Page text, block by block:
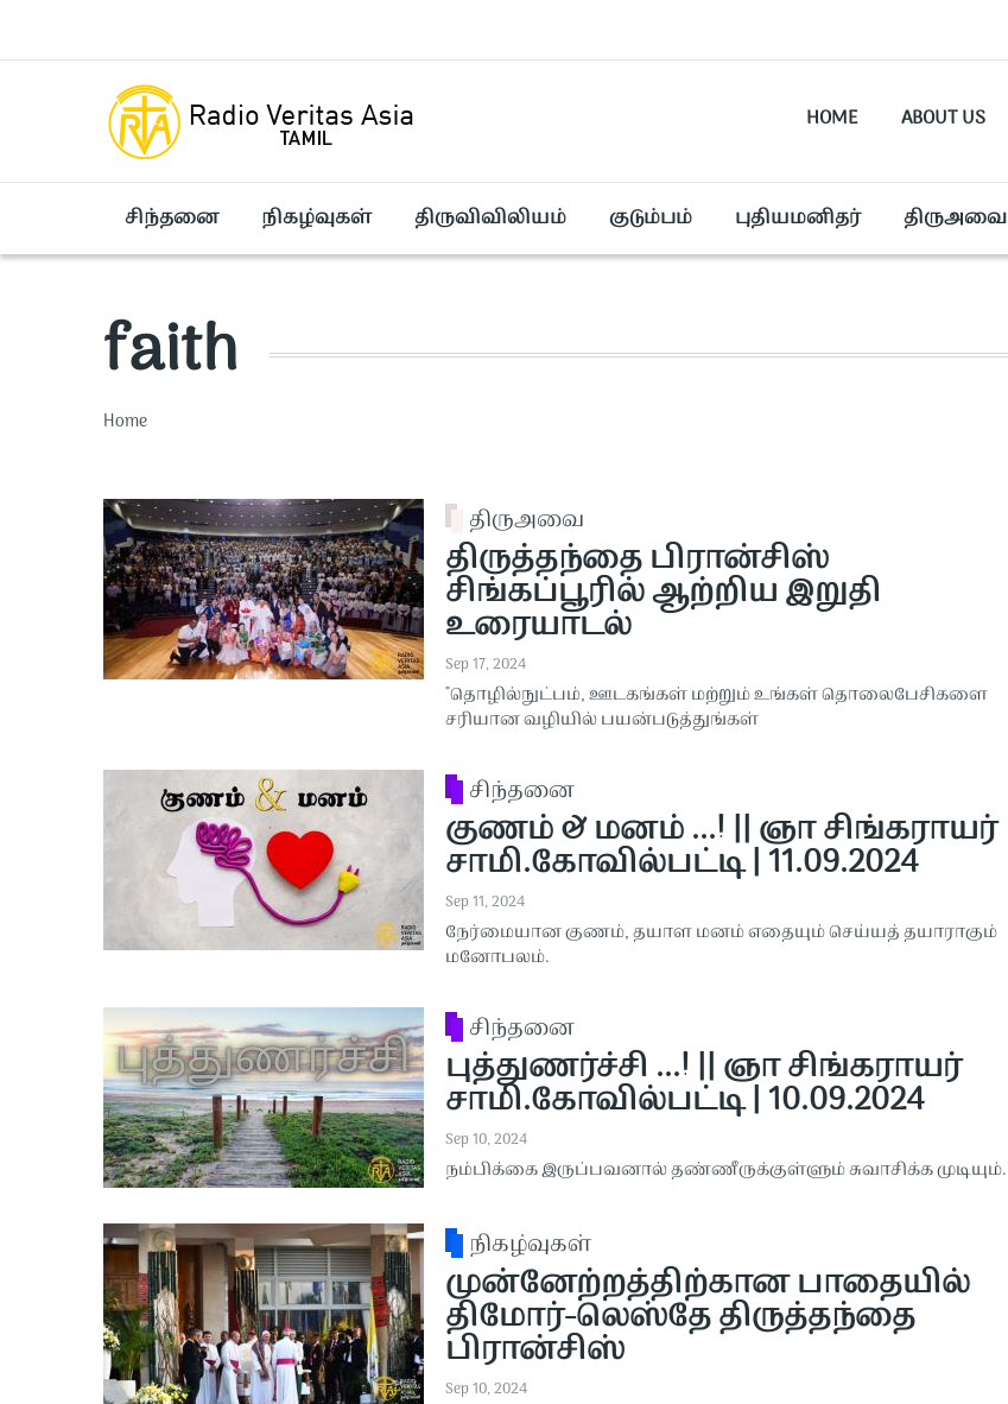
HOME ABOUT US
சிந்தனை நிகழ்வுகள் திருவிவிலியம் குடும்பம் புதியமனிதர் திருஅவை
faith
Breadcrumb
Home
திருஅவை
திருத்தந்தை பிரான்சிஸ்
சிங்கப்பூரில் ஆற்றிய இறுதி
உரையாடல்
Sep 17, 2024
"தொழில்நுட்பம், ஊடகங்கள் மற்றும் உங்கள் தொலைபேசிகளை
சரியான வழியில் பயன்படுத்துங்கள்
சிந்தனை
குணம் & மனம் ...! || ஞா சிங்கராயர்
சாமி.கோவில்பட்டி | 11.09.2024
Sep 11, 2024
நேர்மையான குணம், தயாள மனம் எதையும் செய்யத் தயாராகும்
மனோபலம்.
சிந்தனை
புத்துணர்ச்சி ...! || ஞா சிங்கராயர்
சாமி.கோவில்பட்டி | 10.09.2024
Sep 10, 2024
நம்பிக்கை இருப்பவனால் தண்ணீருக்குள்ளும் சுவாசிக்க முடியும்.
நிகழ்வுகள்
முன்னேற்றத்திற்கான பாதையில்
திமோர்-லெஸ்தே திருத்தந்தை
பிரான்சிஸ்
Sep 10, 2024